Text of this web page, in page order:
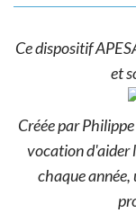
Ce dispositif
et
Créée par
vocation d'aider
chaque